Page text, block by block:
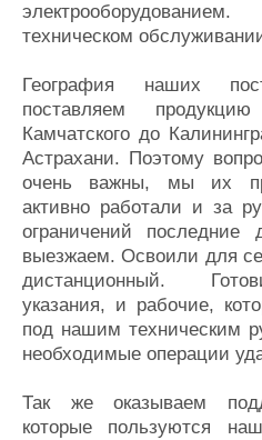
техническом
География наших
поставляем
Камчатского до
Астрахани. Поэтому
очень важны, мы их
активно работали и за
ограничений
выезжаем. Освоили для
дистанционный.
указания, и рабочие,
под нашим техническим
необходимые операции
Так же оказываем
которые пользуются